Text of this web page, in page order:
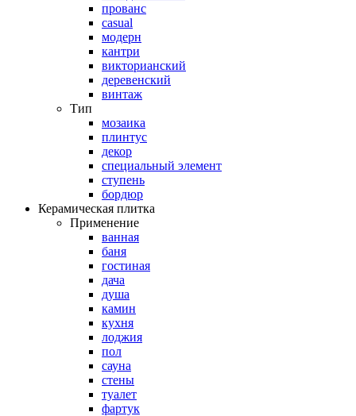
прованс
casual
модерн
кантри
викторианский
деревенский
винтаж
Тип
мозаика
плинтус
декор
специальный элемент
ступень
бордюр
Керамическая плитка
Применение
ванная
баня
гостиная
дача
душа
камин
кухня
лоджия
пол
сауна
стены
туалет
фартук